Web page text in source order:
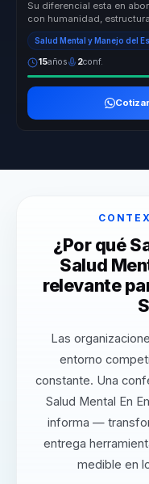
Su diferencial esta en
con humanidad,
Convie...
Salud Mental y Manejo del
15años 2conf.
Cotizar
¿Por qué
Salud
relevante
Las
entorno
constante. Una
Salud Mental En
informa —
entrega
medible en